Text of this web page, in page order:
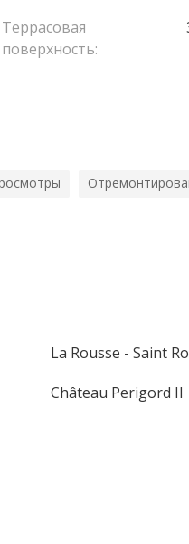
Террасовая
поверхность:
La Rousse - Saint
Château Perigord II